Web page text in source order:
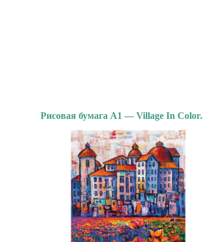
Рисовая бумага А1 — Village In Color.